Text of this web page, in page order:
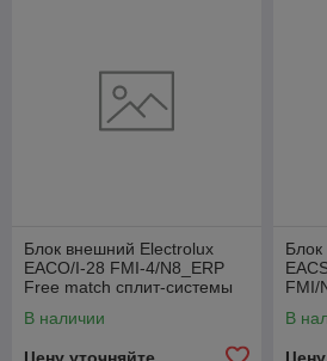
Блок внешний Electrolux
EACO/I-28 FMI-4/N8_ERP
Free match сплит-системы
В наличии
Цену уточняйте
Блок
FMI/
В